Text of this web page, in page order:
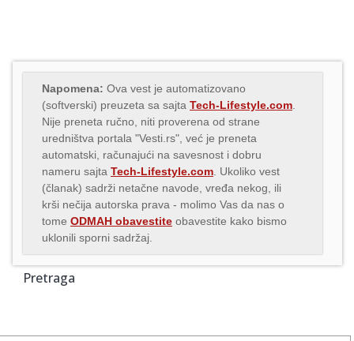
Napomena: Ova vest je automatizovano
(softverski) preuzeta sa sajta Tech-Lifestyle.com
Nije preneta ručno, niti proverena od strane
uredništva portala "Vesti.rs", već je preneta
automatski, računajući na savesnost i dobru
nameru sajta Tech-Lifestyle.com . Ukoliko vest
(članak) sadrži netačne navode, vređa nekog, ili
krši nečija autorska prava - molimo Vas da nas o
tome ODMAH obavestite obavestite kako bismo
uklonili sporni sadržaj.
Pretraga